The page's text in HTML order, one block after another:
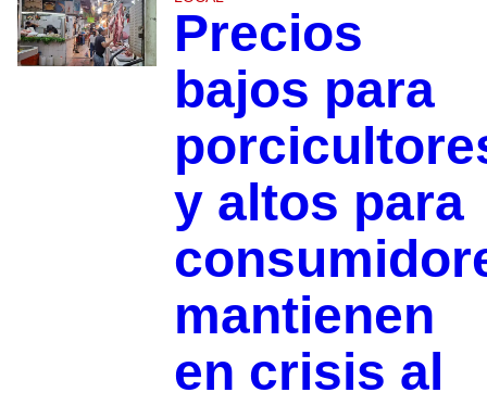
Precios
bajos para
y altos para
mantienen
en crisis al